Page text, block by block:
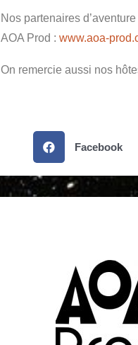
Nos partenaires
AOA Prod : www.aoa-
On remercie aussi nos
Facebook